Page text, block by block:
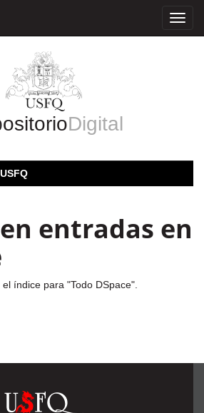
Digital
entradas en
índice para "Todo DSpace".